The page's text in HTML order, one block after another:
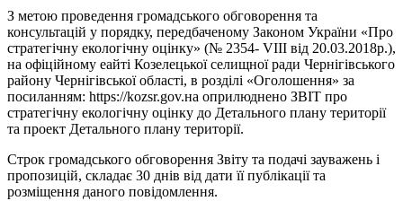
З метою проведення громадського обговорення та
консультацій у порядку, передбаченому Законом України «Про
стратегічну екологічну оцінку» (№ 2354- VIII від 20.03.2018р.),
на офіційному еайті Козелецької селищної ради Чернігівського
району Чернігівської області, в розділі «Оголошення» за
посиланням: https://kozsr.gov.на оприлюднено ЗВІТ про
стратегічну екологічну оцінку до Детального плану території
та проект Детального плану території.
Строк громадського обговорення Звіту та подачі зауважень і
пропозицій, складає 30 днів від дати її публікації та
розміщення даного повідомлення.